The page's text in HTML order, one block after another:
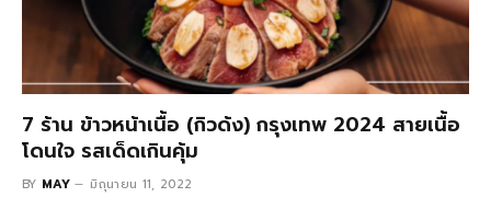
7 ร้าน ข้าวหน้าเนื้อ (กิวด้ง) กรุงเทพ 2024 สายเนื้อ
โดนใจ รสเด็ดเกินคุ้ม
BY MAY มิถุนายน 11, 2022